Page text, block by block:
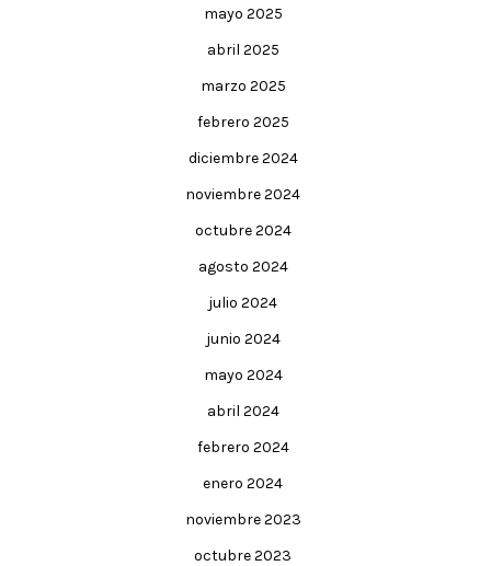
mayo 2025
abril 2025
marzo 2025
febrero 2025
diciembre 2024
noviembre 2024
octubre 2024
agosto 2024
julio 2024
junio 2024
mayo 2024
abril 2024
febrero 2024
enero 2024
noviembre 2023
octubre 2023